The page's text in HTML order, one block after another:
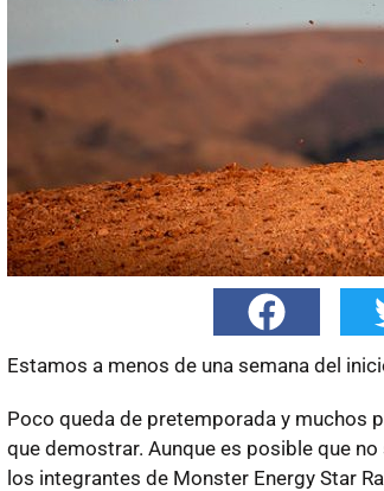
Estamos a menos de una semana del
Poco queda de pretemporada y muchos
que demostrar. Aunque es posible que
los integrantes de Monster Energy Star